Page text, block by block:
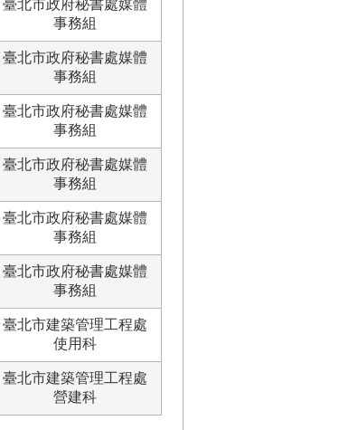
臺北市政府秘書處媒體
事務組
臺北市政府秘書處媒體
事務組
臺北市政府秘書處媒體
事務組
臺北市政府秘書處媒體
事務組
臺北市政府秘書處媒體
事務組
臺北市政府秘書處媒體
事務組
臺北市建築管理工程處
使用科
臺北市建築管理工程處
營建科